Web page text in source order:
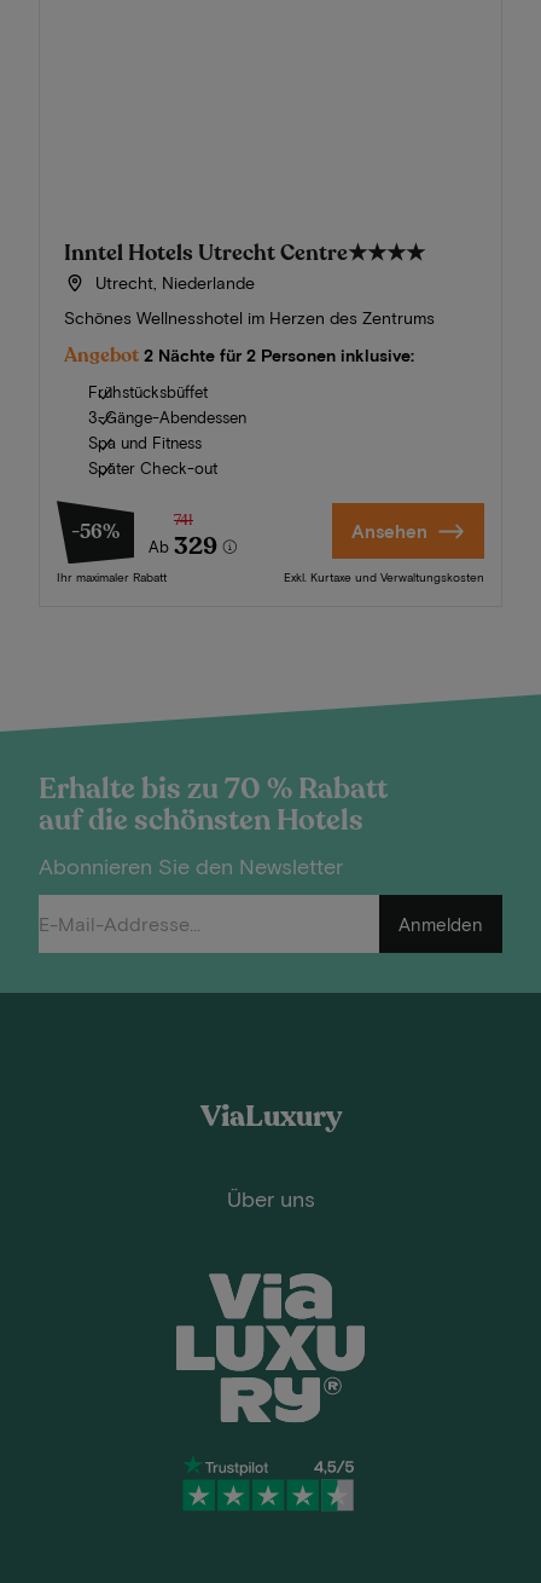
Inntel Hotels Utrecht Centre★★★★
Utrecht, Niederlande
Schönes Wellnesshotel im Herzen des Zentrums
Angebot 2 Nächte für 2 Personen inklusive:
Frühstücksbüffet
3-Gänge-Abendessen
Spa und Fitness
Später Check-out
-56%
Ab
741
329
Ihr maximaler Rabatt
Ansehen
Exkl. Kurtaxe und Verwaltungskosten
Erhalte bis zu 70 % Rabatt
auf die schönsten Hotels
Abonnieren Sie den Newsletter
Anmelden
ViaLuxury
Über uns